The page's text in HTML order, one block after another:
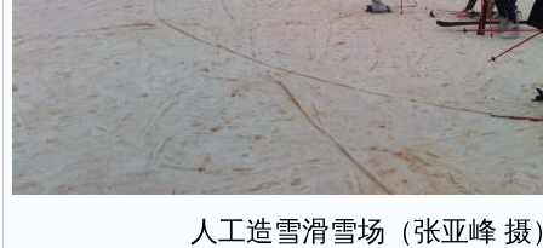
人工造雪滑雪场（张亚峰 摄